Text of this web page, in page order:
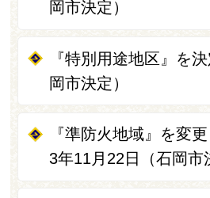
岡市決定）
『特別用途地区』を
岡市決定）
『準防火地域』を変
3年11月22日（石岡市